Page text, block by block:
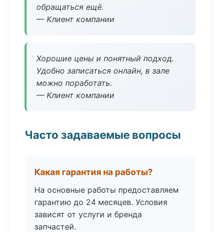
обращаться ещё.
— Клиент компании
Хорошие цены и понятный подход.
Удобно записаться онлайн, в зале
можно поработать.
— Клиент компании
Часто задаваемые вопросы
Какая гарантия на работы?
На основные работы предоставляем
гарантию до 24 месяцев. Условия
зависят от услуги и бренда
запчастей.